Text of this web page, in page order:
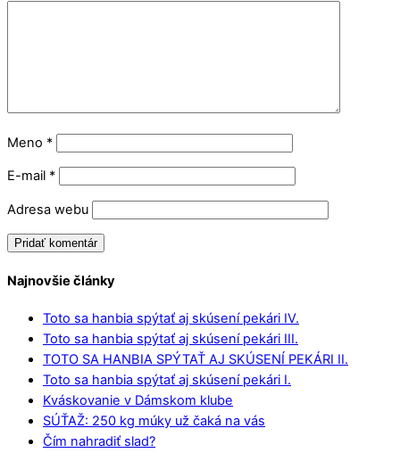
Meno *
E-mail *
Adresa webu
Najnovšie články
Toto sa hanbia spýtať aj skúsení pekári IV.
Toto sa hanbia spýtať aj skúsení pekári III.
TOTO SA HANBIA SPÝTAŤ AJ SKÚSENÍ PEKÁRI II.
Toto sa hanbia spýtať aj skúsení pekári I.
Kváskovanie v Dámskom klube
SÚŤAŽ: 250 kg múky už čaká na vás
Čím nahradiť slad?